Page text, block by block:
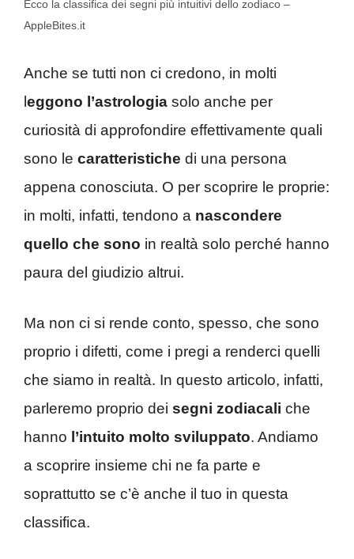
Ecco la classifica dei segni più intuitivi dello zodiaco –
AppleBites.it
Anche se tutti non ci credono, in molti
leggono l’astrologia solo anche per
curiosità di approfondire effettivamente quali
sono le caratteristiche di una persona
appena conosciuta. O per scoprire le proprie:
in molti, infatti, tendono a nascondere
quello che sono in realtà solo perché hanno
paura del giudizio altrui.
Ma non ci si rende conto, spesso, che sono
proprio i difetti, come i pregi a renderci quelli
che siamo in realtà. In questo articolo, infatti,
parleremo proprio dei segni zodiacali che
hanno l’intuito molto sviluppato. Andiamo
a scoprire insieme chi ne fa parte e
soprattutto se c’è anche il tuo in questa
classifica.